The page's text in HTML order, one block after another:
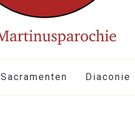
Sacramenten Diaconie